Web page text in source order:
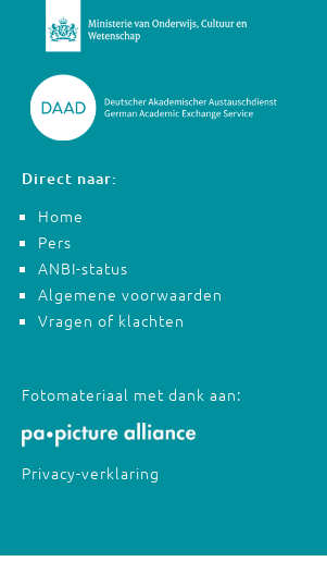
Direct naar:
Home
Pers
ANBI-status
Algemene voorwaarden
Vragen of klachten
Fotomateriaal met dank aan:
Privacy-verklaring